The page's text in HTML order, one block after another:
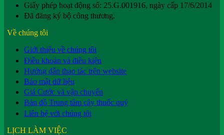
Giấy phép hoạt động số: 25.G.001916, ngày cấp 17/6/2014
Đã đăng ký bộ công thương.
Về chúng tôi
Giới thiệu về chúng tôi
Điều khoản và điều kiện
Hướng dẫn thao tác trên website
Bảo mật dữ liệu
Giá Cước và vận chuyển
Bản đồ Trung tâm cây thuốc quý
Liên hệ với chúng tôi
LỊCH LÀM VIỆC